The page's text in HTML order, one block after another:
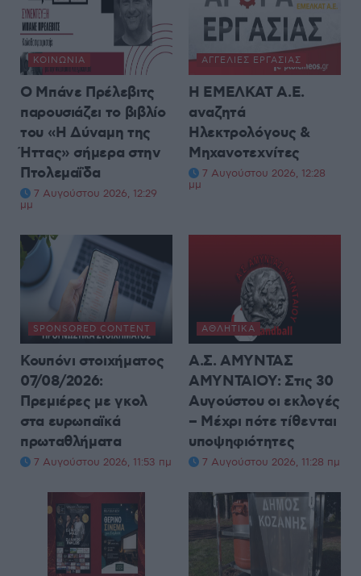
ΚΟΙΝΩΝΊΑ
Ο Μπάνε Πρέλεβιτς
παρουσιάζει το βιβλίο
του «Η Δύναμη της
Ήττας» σήμερα στην
Πτολεμαΐδα
7 Αυγούστου 2026, 12:29
μμ
ΑΓΓΕΛΊΕΣ ΕΡΓΑΣΊΑΣ
Η ΕΜΕΛΚΑΤ Α.Ε.
αναζητά
Ηλεκτρολόγους &
Μηχανοτεχνίτες
7 Αυγούστου 2026, 12:28
μμ
SPONSORED CONTENT
Κουπόνι στοιχήματος
07/08/2026:
Πρεμιέρες με γκολ
στα ευρωπαϊκά
πρωταθλήματα
7 Αυγούστου 2026, 11:53 πμ
ΑΘΛΗΤΙΚΆ
Α.Σ. ΑΜΥΝΤΑΣ
ΑΜΥΝΤΑΙΟΥ: Στις 30
Αυγούστου οι εκλογές
– Μέχρι πότε τίθενται
υποψηφιότητες
7 Αυγούστου 2026, 11:28 πμ